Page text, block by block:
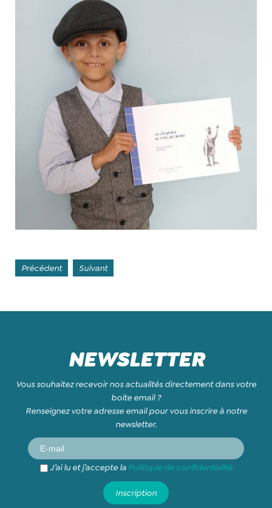
Précédent Suivant
NEWSLETTER
Vous souhaitez recevoir nos actualités directement dans votre
boite email ?
Renseignez votre adresse email pour vous inscrire à notre
newsletter.
J’ai lu et j’accepte la Politique de confidentialité